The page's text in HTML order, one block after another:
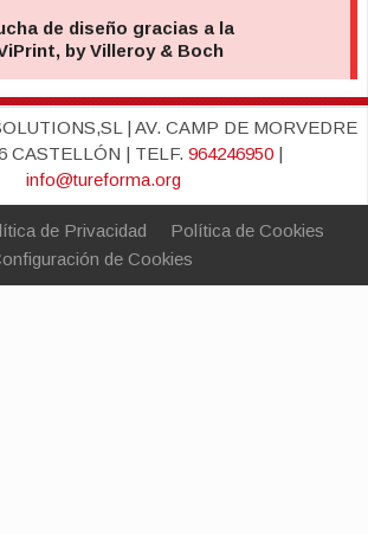
| AV. CAMP DE MORVEDRE
CASTELLÓN | TELF. 964246950|
info@tureforma.org
de Privacidad
Política de Cookies
de Cookies